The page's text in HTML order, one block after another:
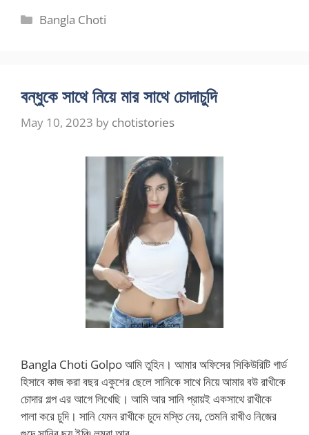
Categories
Bangla Choti
বন্ধুকে সাথে নিয়ে মার সাথে চোদাচুদি
May 10, 2023 by chotistories
Bangla Choti Golpo আমি তুহিন। আমার অফিসের সিকিউরিটি গার্ড
হিসাবে কাজ করা বছর একুশের ছেলে সানিকে সাথে নিয়ে আমার বউ রাখীকে
চোদার গল্প এর আগে লিখেছি। আমি আর সানি প্রায়ই একসাথে রাখীকে
পালা করে চুদি। সানি যেমন রাখীকে চুদে মস্তি নেয়, তেমনি রাখীও নিজের